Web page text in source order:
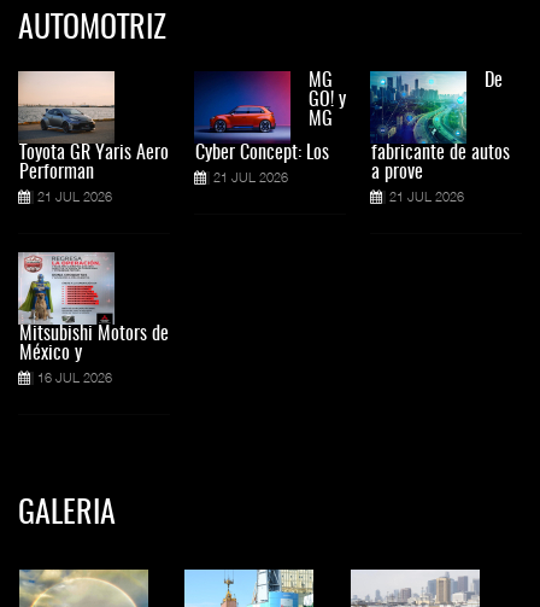
AUTOMOTRIZ
Toyota GR Yaris Aero
Performan
21 JUL 2026
Mitsubishi Motors de
México y
16 JUL 2026
MG
GO! y
MG
Cyber Concept: Los
21 JUL 2026
De
fabricante de autos
a prove
21 JUL 2026
GALERIA